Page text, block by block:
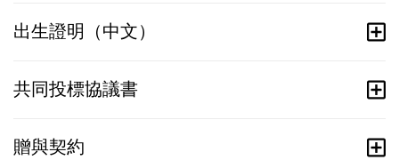
出生證明（中文）
共同投標協議書
贈與契約